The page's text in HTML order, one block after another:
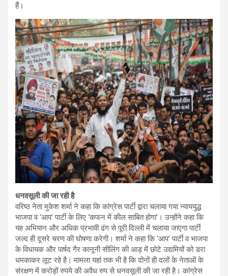
हैं।
धनवसूली की जा रही है
वरिष्ठ नेता मुकेश शर्मा ने कहा कि कांग्रेस पार्टी द्वारा चलाया गया न्याययुद्ध
भाजपा व ‘आप’ पार्टी के लिए ‘कफन में कील साबित होगा’। उन्होंने कहा कि
यह अभियान और अधिक प्रभावी ढंग से पूरी दिल्ली में चलाया जाएगा पार्टी
जल्द ही दूसरे चरण की घोषणा करेगी। शर्मा ने कहा कि ‘आप’ पार्टी व भाजपा
के विधायक और पार्षद गैर कानूनी सीलिंग की आड़ में छोटे उद्यमियों को डरा
धमकाकर लूट रहे है। मामला यहां तक भी है कि दोनों ही दलों के नेताओं के
संरक्षण में करोड़ों रुपये की अवैध रुप से धनवसूली की जा रही है। कांग्रेस